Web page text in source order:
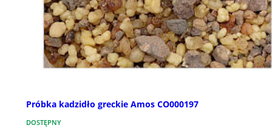
Próbka kadzidło greckie Amos CO000197
DOSTĘPNY